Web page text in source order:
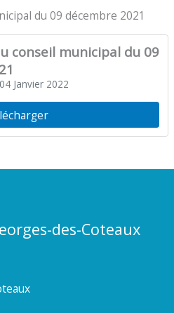
du 09 décembre 2021
conseil municipal du 09
Janvier 2022
des-Coteaux